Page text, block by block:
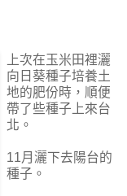
上次在玉米田裡灑
向日葵種子培養土
地的肥份時，順便
帶了些種子上來台
北。
11月灑下去陽台的
種子。